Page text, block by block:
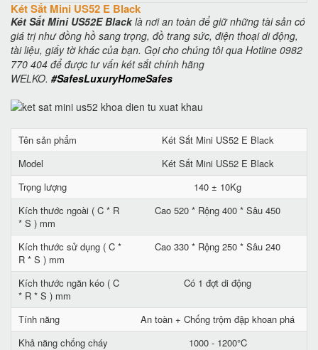
Két Sắt Mini US52 E Black
Két Sắt Mini US52E Blacklà nơi an toàn để giữ những tài sản có
giá trị như đồng hồ sang trọng, đồ trang sức, điện thoại di động,
tài liệu, giấy tờ khác của bạn. Gọi cho chúng tôi qua Hotline 0982
770 404 để được tư vấn két sắt chính hãng
WELKO. #SafesLuxuryHomeSafes
Tên sản phẩm
Két Sắt Mini US52 E Black
Model
Két Sắt Mini US52 E Black
Trọng lượng
140 ± 10Kg
Kích thước ngoài ( C * R
* S ) mm
Cao 520 * Rộng 400 * Sâu 450
Kích thước sử dụng ( C *
R * S ) mm
Cao 330 * Rộng 250 * Sâu 240
Kích thước ngăn kéo ( C
* R * S ) mm
Có 1 đợt di động
Tính năng
An toàn + Chống trộm đập khoan phá
Khả năng chống cháy
1000 - 1200°C